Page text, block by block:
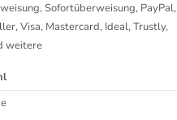
Sofortüberweisung, PayPal,
Visa, Mastercard, Ideal, Trustly,
weitere